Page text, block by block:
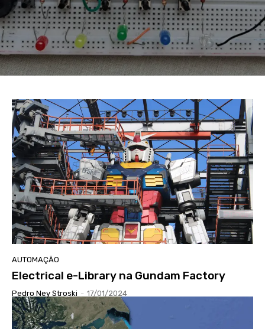
AUTOMAÇÃO
Electrical e-Library na Gundam Factory
Pedro Ney Stroski - 17/01/2024